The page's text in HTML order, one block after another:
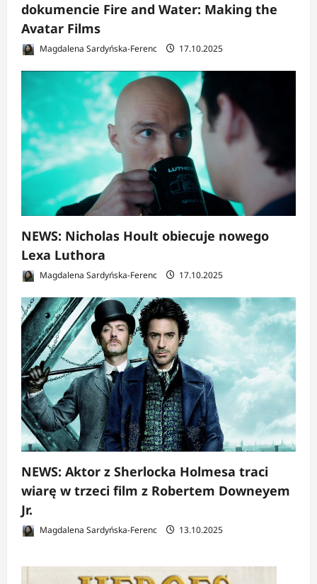
dokumencie Fire and Water: Making the
Avatar Films
Magdalena Sardyńska-Ferenc 17.10.2025
NEWS: Nicholas Hoult obiecuje nowego
Lexa Luthora
Magdalena Sardyńska-Ferenc 17.10.2025
NEWS: Aktor z Sherlocka Holmesa traci
wiarę w trzeci film z Robertem Downeyem
Jr.
Magdalena Sardyńska-Ferenc 13.10.2025